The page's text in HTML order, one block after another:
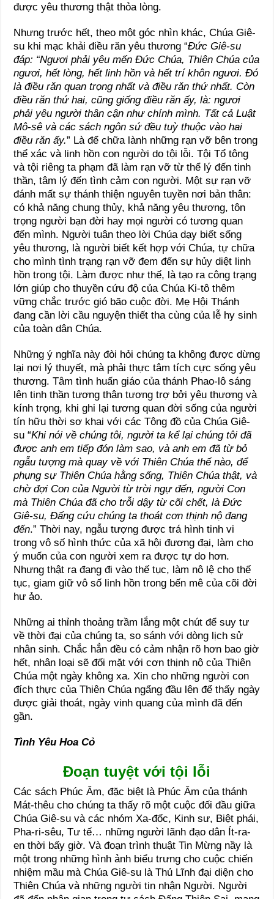
được yêu thương thật thỏa lòng.
Nhưng trước hết, theo một góc nhìn khác, Chúa Giê-
su khi mạc khải điều răn yêu thương “Đức Giê-su
đáp: “Ngươi phải yêu mến Đức Chúa, Thiên Chúa của
ngươi, hết lòng, hết linh hồn và hết trí khôn ngươi. Đó
là điều răn quan trọng nhất và điều răn thứ nhất. Còn
điều răn thứ hai, cũng giống điều răn ấy, là: ngươi
phải yêu người thân cận như chính mình. Tất cả Luật
Mô-sê và các sách ngôn sứ đều tuỳ thuộc vào hai
điều răn ấy.” Là để chữa lành những rạn vỡ bên trong
thể xác và linh hồn con người do tội lỗi. Tội Tổ tông
và tội riêng ta phạm đã làm rạn vỡ từ thể lý đến tinh
thần, tâm lý đến tình cảm con người. Một sự rạn vỡ
đánh mất sự thánh thiện nguyên tuyền nơi bản thân:
có khả năng chung thủy, khả năng yêu thương, tôn
trọng người bạn đời hay mọi người có tương quan
đến mình. Người tuân theo lời Chúa dạy biết sống
yêu thương, là người biết kết hợp với Chúa, tự chữa
cho mình tình trạng rạn vỡ đem đến sự hủy diệt linh
hồn trong tội. Làm được như thế, là tạo ra công trạng
lớn giúp cho thuyền cứu độ của Chúa Ki-tô thêm
vững chắc trước gió bão cuộc đời. Mẹ Hội Thánh
đang cần lời cầu nguyện thiết tha cùng của lễ hy sinh
của toàn dân Chúa.
Những ý nghĩa này đòi hỏi chúng ta không được dừng
lại nơi lý thuyết, mà phải thực tâm tích cực sống yêu
thương. Tâm tình huấn giáo của thánh Phao-lô sáng
lên tinh thần tương thân tương trợ bởi yêu thương và
kính trọng, khi ghi lại tương quan đời sống của người
tín hữu thời sơ khai với các Tông đồ của Chúa Giê-
su “Khi nói về chúng tôi, người ta kể lại chúng tôi đã
được anh em tiếp đón làm sao, và anh em đã từ bỏ
ngẫu tượng mà quay về với Thiên Chúa thế nào, để
phụng sự Thiên Chúa hằng sống, Thiên Chúa thật, và
chờ đợi Con của Người từ trời ngự đến, người Con
mà Thiên Chúa đã cho trỗi dậy từ cõi chết, là Đức
Giê-su, Đấng cứu chúng ta thoát cơn thịnh nộ đang
đến.” Thời nay, ngẫu tượng được trá hình tinh vi
trong vô số hình thức của xã hội đương đại, làm cho
ý muốn của con người xem ra được tự do hơn.
Nhưng thật ra đang đi vào thế tục, làm nô lệ cho thế
tục, giam giữ vô số linh hồn trong bến mê của cõi đời
hư ảo.
Những ai thỉnh thoảng trầm lắng một chút để suy tư
về thời đại của chúng ta, so sánh với dòng lịch sử
nhân sinh. Chắc hẳn đều có cảm nhận rõ hơn bao giờ
hết, nhân loại sẽ đối mặt với cơn thịnh nộ của Thiên
Chúa một ngày không xa. Xin cho những người con
đích thực của Thiên Chúa ngẩng đầu lên để thấy ngày
được giải thoát, ngày vinh quang của mình đã đến
gần.
Tình Yêu Hoa Cỏ
Đoạn tuyệt với tội lỗi
Các sách Phúc Âm, đặc biệt là Phúc Âm của thánh
Mát-thêu cho chúng ta thấy rõ một cuộc đối đầu giữa
Chúa Giê-su và các nhóm Xa-đốc, Kinh sư, Biệt phái,
Pha-ri-sêu, Tư tế… những người lãnh đạo dân Ít-ra-
en thời bấy giờ. Và đoạn trình thuật Tin Mừng nầy là
một trong những hình ảnh biểu trưng cho cuộc chiến
nhiệm mầu mà Chúa Giê-su là Thủ Lĩnh đại diện cho
Thiên Chúa và những người tin nhận Người. Người